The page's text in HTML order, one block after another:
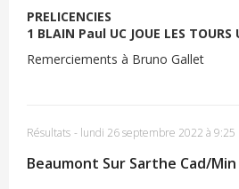
PRELICENCIES
1 BLAIN Paul UC JOUE LES TOURS
Remerciements à Bruno Gallet
Résultats - lundi 26 septembre 2022 à 9:25
Beaumont Sur Sarthe Cad/Min